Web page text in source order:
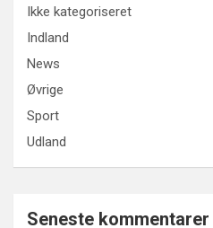
Ikke kategoriseret
Indland
News
Øvrige
Sport
Udland
Seneste kommentarer